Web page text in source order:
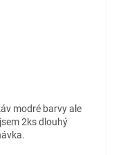
modré barvy ale
2ks dlouhý